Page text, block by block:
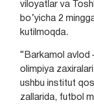
viloyatlar va
bo’yicha 2
kutilmoqda.
“Barkamol avlod
olimpiya
ushbu institut
zallarida, futbol